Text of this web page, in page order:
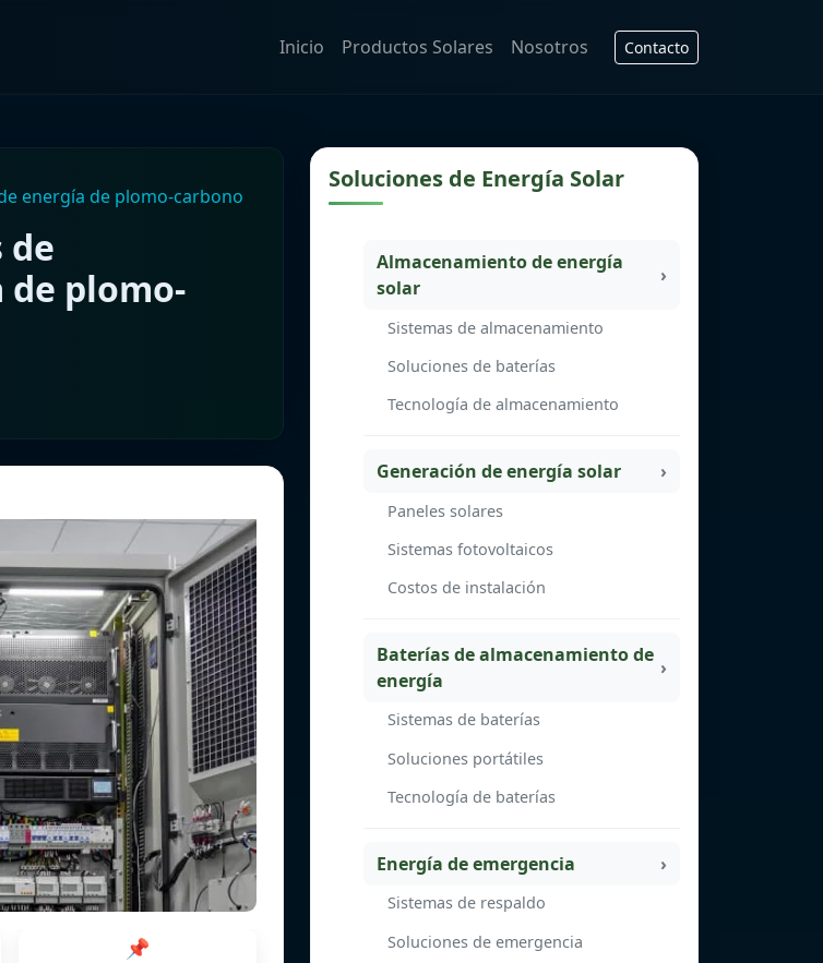
Inicio Productos Solares Nosotros Contacto
energía de plomo-carbono
de
plomo-
📌
Soluciones de Energía Solar
Almacenamiento de energía
solar
Sistemas de almacenamiento
Soluciones de baterías
Tecnología de almacenamiento
Generación de energía solar
Paneles solares
Sistemas fotovoltaicos
Costos de instalación
Baterías de almacenamiento de
energía
Sistemas de baterías
Soluciones portátiles
Tecnología de baterías
Energía de emergencia
Sistemas de respaldo
Soluciones de emergencia